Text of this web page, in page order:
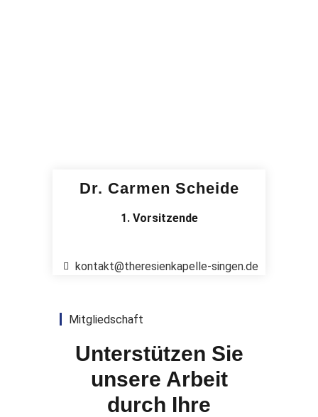
Dr. Carmen Scheide
1. Vorsitzende
kontakt@theresienkapelle-singen.de
Mitgliedschaft
Unterstützen Sie
unsere Arbeit
durch Ihre